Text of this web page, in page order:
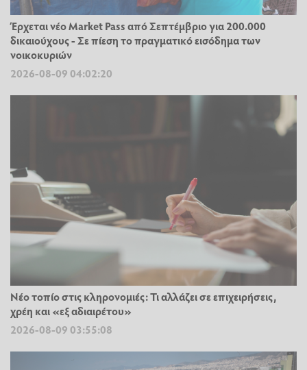
Έρχεται νέο Market Pass από Σεπτέμβριο για 200.000
δικαιούχους - Σε πίεση το πραγματικό εισόδημα των
νοικοκυριών
2026-08-09 04:02:20
Νέο τοπίο στις κληρονομιές: Τι αλλάζει σε επιχειρήσεις,
χρέη και «εξ αδιαιρέτου»
2026-08-09 03:55:08